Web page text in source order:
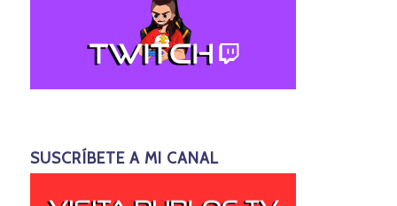
SUSCRÍBETE A MI CANAL